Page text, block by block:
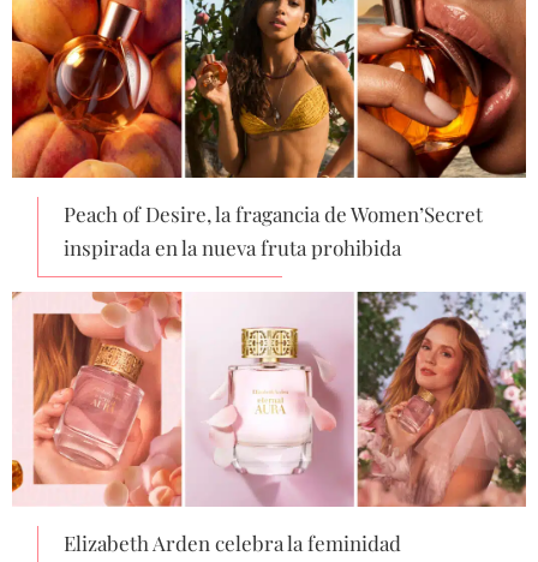
Peach of Desire, la fragancia de Women’Secret
inspirada en la nueva fruta prohibida
Elizabeth Arden celebra la feminidad